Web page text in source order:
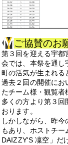
ご協賛のお
第３回を迎える宇都
会では、本祭を通し
町の活気が生まれる
過去２回の開催にお
たチーム様・観覧者
多くの方より第３回
おります。
しかしながら、昨
もあり、ホストチ
DAIZZY'S 凜空」だ